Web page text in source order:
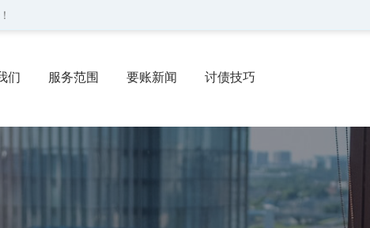
们 服务范围 要账新闻 讨债技巧
托流程 联系我们